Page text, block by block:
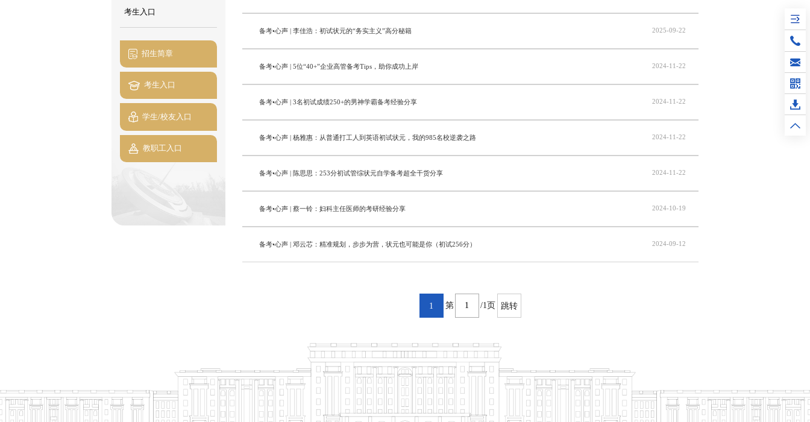
考生入口
招生简章
考生入口
学生/校友入口
教职工入口
备考•心声 | 李佳浩：初试状元的“务实主义”高分秘籍 2025-09-22
备考•心声 | 5位“40+”企业高管备考Tips，助你成功上岸 2024-11-22
备考•心声 | 3名初试成绩250+的男神学霸备考经验分享 2024-11-22
备考•心声 | 杨雅惠：从普通打工人到英语初试状元，我的985名校逆袭之路 2024-11-22
备考•心声 | 陈思思：253分初试管综状元自学备考超全干货分享 2024-11-22
备考•心声 | 蔡一铃：妇科主任医师的考研经验分享 2024-10-19
备考•心声 | 邓云芯：精准规划，步步为营，状元也可能是你（初试256分） 2024-09-12
1 第 /1页 跳转